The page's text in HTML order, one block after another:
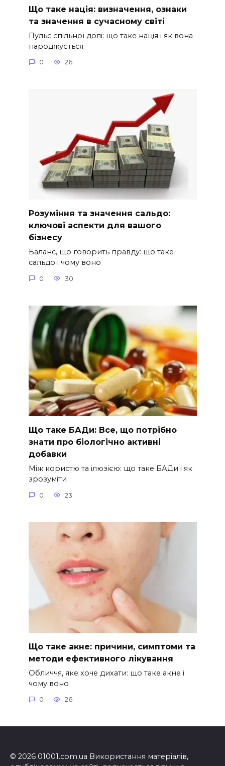
Що таке нація: визначення, ознаки
та значення в сучасному світі
Пульс спільної долі: що таке нація і як вона
народжується
0 26
Розуміння та значення сальдо:
ключові аспекти для вашого
бізнесу
Баланс, що говорить правду: що таке
сальдо і чому воно
0 30
Що таке БАДи: Все, що потрібно
знати про біологічно активні
добавки
Між користю та ілюзією: що таке БАДи і як
зрозуміти
0 23
Що таке акне: причини, симптоми та
методи ефективного лікування
Обличчя, яке хоче дихати: що таке акне і
чому воно
0 26
© 2026 01001.com.ua Використання матеріалів,